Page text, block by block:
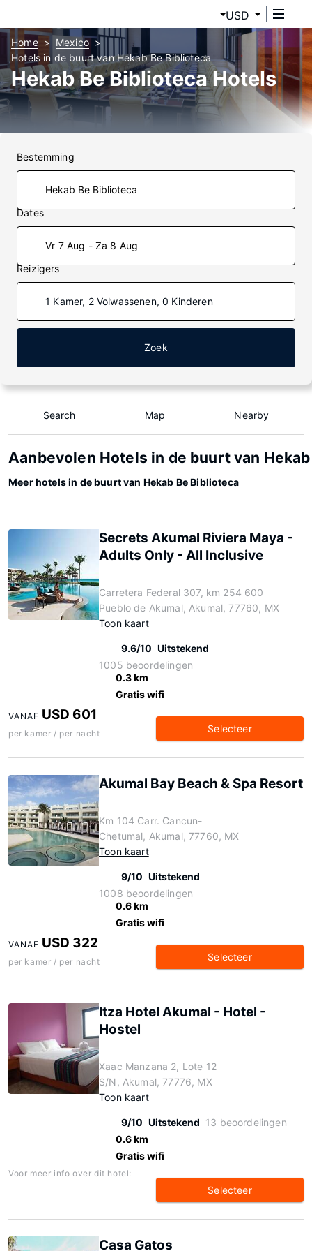
USD
Home
Mexico
Hotels in de buurt van Hekab Be Biblioteca
Hekab Be Biblioteca Hotels
Bestemming
Dates
Vr 7 Aug - Za 8 Aug
Reizigers
1 Kamer, 2 Volwassenen, 0 Kinderen
Zoek
Search Map Nearby
Aanbevolen Hotels in de buurt van
Meer hotels in de buurt van Hekab Be Biblioteca
Secrets Akumal Riviera Maya -
Adults Only - All Inclusive
Carretera Federal 307, km 254 600
Pueblo de Akumal, Akumal, 77760, MX
Toon kaart
9.6/10 Uitstekend
1005 beoordelingen
0.3 km
Gratis wifi
VANAF USD 601
per kamer / per nacht Selecteer
Akumal Bay Beach & Spa Resort
Km 104 Carr. Cancun-
Chetumal, Akumal, 77760, MX
Toon kaart
9/10 Uitstekend
1008 beoordelingen
0.6 km
Gratis wifi
VANAF USD 322
per kamer / per nacht Selecteer
Itza Hotel Akumal - Hotel -
Hostel
Xaac Manzana 2, Lote 12
S/N, Akumal, 77776, MX
Toon kaart
9/10 Uitstekend 13 beoordelingen
0.6 km
Gratis wifi
Voor meer info over dit hotel:
Selecteer
Casa Gatos